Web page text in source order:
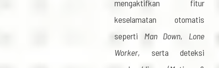
mengaktifkan fitur
keselamatan otomatis
seperti Man Down, Lone
Worker, serta deteksi